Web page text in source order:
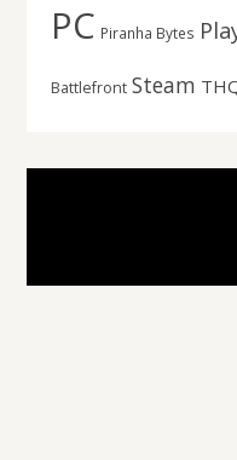
PC Piranha Bytes
Battlefront Steam